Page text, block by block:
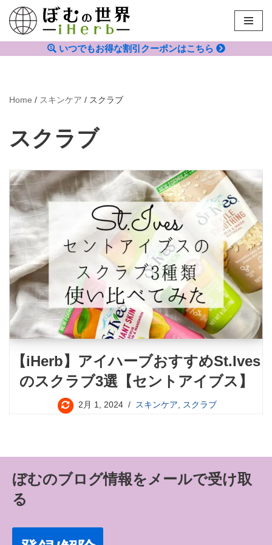
コ
へ
キ
ッ
いつでもお得な割引クーポンはこちら
Home / スキンケア / スクラブ
スクラブ
【iHerb】アイハーブおすすめSt.Ives
のスクラブ3選【セントアイブス】
2月 1, 2024 スキンケア, スクラブ
ぼむのブログ情報をメールで受け取
る